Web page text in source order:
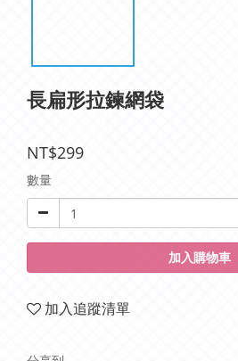
長扁形拉鍊網袋
NT$299
數量
加入購物車
加入追蹤清單